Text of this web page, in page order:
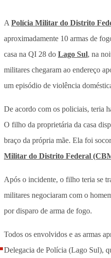
A Polícia Militar do Distrito
aproximadamente 10 armas de
casa na QI 28 do Lago Sul, na
militares chegaram ao endereço
um episódio de violência
De acordo com os policiais, teria
O filho da proprietária da casa
braço da própria mãe. Ela foi
Militar do Distrito Federal
Após o incidente, o filho teria se
militares negociaram com o
por disparo de arma de fogo.
Todos os envolvidos e as armas
Delegacia de Polícia (Lago Sul),